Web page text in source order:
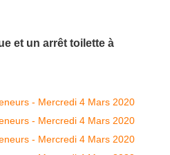
et un arrêt toilette à